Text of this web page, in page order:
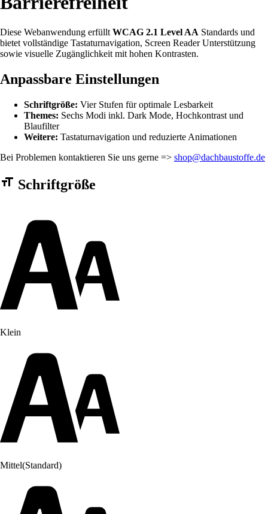
Diese Webanwendung erfüllt WCAG 2.1 Level AA Standards und
bietet vollständige Tastaturnavigation, Screen Reader Unterstützung
sowie visuelle Zugänglichkeit mit hohen Kontrasten.
Anpassbare Einstellungen
Schriftgröße: Vier Stufen für optimale Lesbarkeit
Themes: Sechs Modi inkl. Dark Mode, Hochkontrast und
Blaufilter
Weitere: Tastaturnavigation und reduzierte Animationen
Bei Problemen kontaktieren Sie uns gerne => shop@dachbaustoffe.de
Barrierefreiheit Einstellungen Formular
Schriftgröße
Klein
Mittel(Standard)